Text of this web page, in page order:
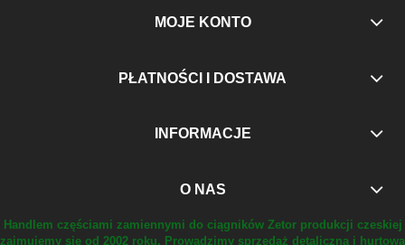
MOJE KONTO
PŁATNOŚCI I DOSTAWA
INFORMACJE
O NAS
Handlem częściami zamiennymi do ciągników Zetor produkcji czeskiej
zajmujemy się od 2002 roku. Prowadzimy sprzedaż detaliczną i hurtową